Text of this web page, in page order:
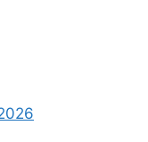
syarat-syarat
bagi
dipohon, Sila
telah